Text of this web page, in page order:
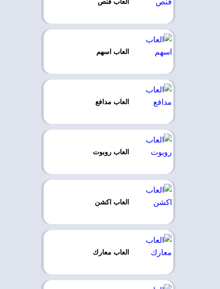
العاب اسهم
العاب مدافع
العاب روبوت
العاب اكشن
العاب معارك